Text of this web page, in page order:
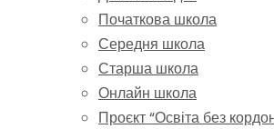
Початкова школа
Середня школа
Старша школа
Онлайн школа
Проєкт “Освіта без